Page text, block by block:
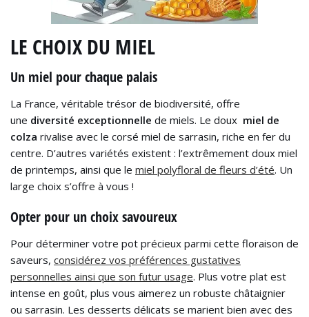
LE CHOIX DU MIEL
Un miel pour chaque palais
La France, véritable trésor de biodiversité, offre
une diversité exceptionnelle de miels. Le doux miel de
colza rivalise avec le corsé miel de sarrasin, riche en fer du
centre. D’autres variétés existent : l’extrêmement doux miel
de printemps, ainsi que le miel polyfloral de fleurs d’été. Un
large choix s’offre à vous !
Opter pour un choix savoureux
Pour déterminer votre pot précieux parmi cette floraison de
saveurs, considérez vos préférences gustatives
personnelles ainsi que son futur usage. Plus votre plat est
intense en goût, plus vous aimerez un robuste châtaignier
ou sarrasin. Les desserts délicats se marient bien avec des